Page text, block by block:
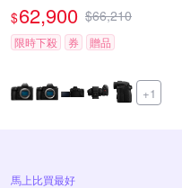
$62,900 $66,210
限時下殺 券 贈品
+1
馬上比買最好